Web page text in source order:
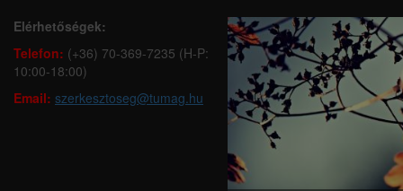
Elérhetőségek:
Telefon: (+36) 70-369-7235 (H-P:
10:00-18:00)
Email: szerkesztoseg@tumag.hu